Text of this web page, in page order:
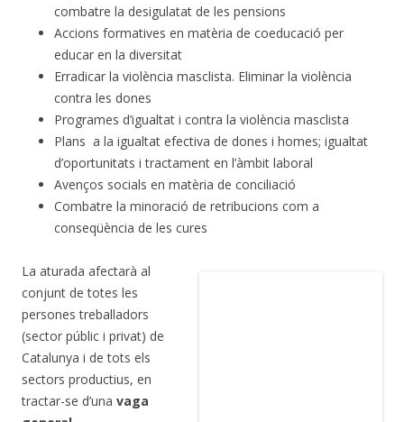
combatre la desigulatat de les pensions
Accions formatives en matèria de coeducació per
educar en la diversitat
Erradicar la violència masclista. Eliminar la violència
contra les dones
Programes d’igualtat i contra la violència masclista
Plans a la igualtat efectiva de dones i homes; igualtat
d’oportunitats i tractament en l’àmbit laboral
Avenços socials en matèria de conciliació
Combatre la minoració de retribucions com a
conseqüència de les cures
La aturada afectarà al
conjunt de totes les
persones treballadors
(sector públic i privat) de
Catalunya i de tots els
sectors productius, en
tractar-se d’una vaga